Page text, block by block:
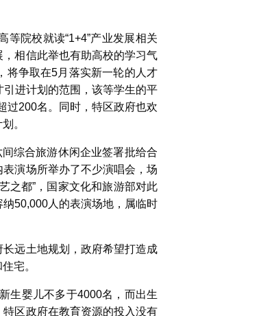
院校就读“1+4”产业发展相关
相信此举也有助高校的学习气
将争取在5月落实新一轮的人才
进计划的范围，该等学生的平
过200名。同时，特区政府也欢
。
综合旅游休闲企业签署批给合
演场所举办了不少演唱会，场
之都”，国家文化和旅游部对此
50,000人的表演场地，属临时
远土地规划，政府希望打造成
宅。
生婴儿不多于4000名，而出生
区政府在教育资源的投入没有